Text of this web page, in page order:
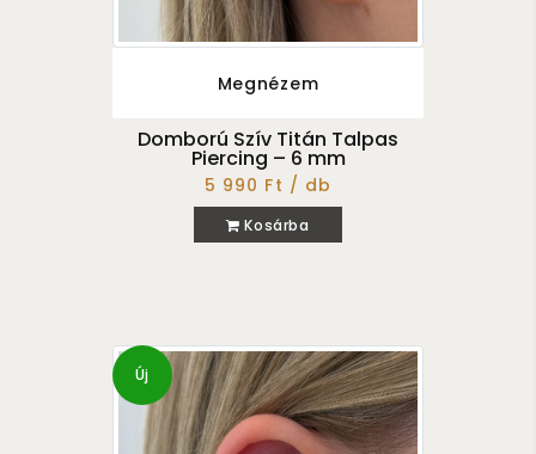
Megnézem
Domború Szív Titán Talpas
Piercing – 6 mm
5 990 Ft / db
Kosárba
Új